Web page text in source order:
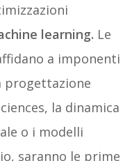
learning. Le
a imponenti
progettazione
la dinamica
o i modelli
saranno le prime